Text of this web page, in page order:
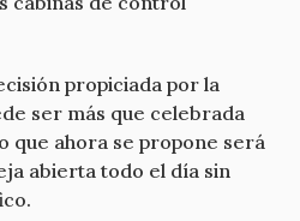
propiciada por la
ser más que celebrada
que ahora se propone será
abierta todo el día sin